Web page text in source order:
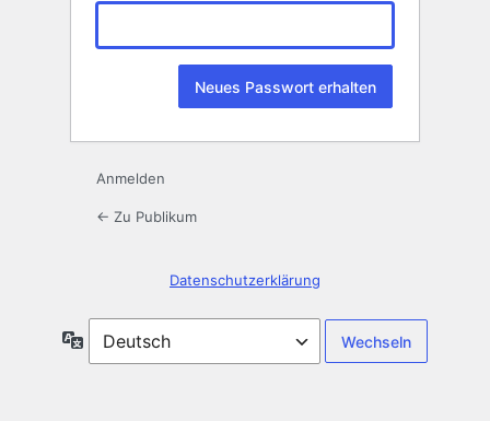
Anmelden
← Zu Publikum
Datenschutzerklärung
Sprache